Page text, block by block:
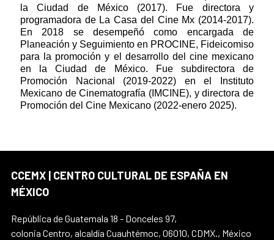
la Ciudad de México (2017). Fue directora y
programadora de La Casa del Cine Mx (2014-2017).
En 2018 se desempeñó como encargada de
Planeación y Seguimiento en PROCINE, Fideicomiso
para la promoción y el desarrollo del cine mexicano
en la Ciudad de México. Fue subdirectora de
Promoción Nacional (2019-2022) en el Instituto
Mexicano de Cinematografía (IMCINE), y directora de
Promoción del Cine Mexicano (2022-enero 2025).
CCEMX | CENTRO CULTURAL DE ESPAÑA EN
MÉXICO
República de Guatemala 18 - Donceles 97,
colonia Centro, alcaldía Cuauhtémoc, 06010, CDMX., México